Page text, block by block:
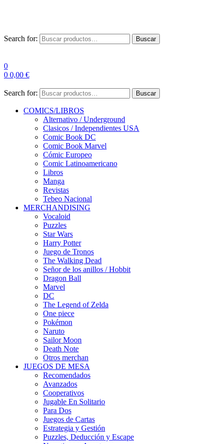
Search for: Buscar
0
0 0,00 €
Search for: Buscar
COMICS/LIBROS
Alternativo / Underground
Clasicos / Independientes USA
Comic Book DC
Comic Book Marvel
Cómic Europeo
Comic Latinoamericano
Libros
Manga
Revistas
Tebeo Nacional
MERCHANDISING
Vocaloid
Puzzles
Star Wars
Harry Potter
Juego de Tronos
The Walking Dead
Señor de los anillos / Hobbit
Dragon Ball
Marvel
DC
The Legend of Zelda
One piece
Pokémon
Naruto
Sailor Moon
Death Note
Otros merchan
JUEGOS DE MESA
Recomendados
Avanzados
Cooperativos
Jugable En Solitario
Para Dos
Juegos de Cartas
Estrategia y Gestión
Puzzles, Deducción y Escape